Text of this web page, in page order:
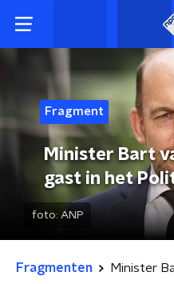
Fragment
Minister Bart
gast in het
foto: ANP
Fragmenten